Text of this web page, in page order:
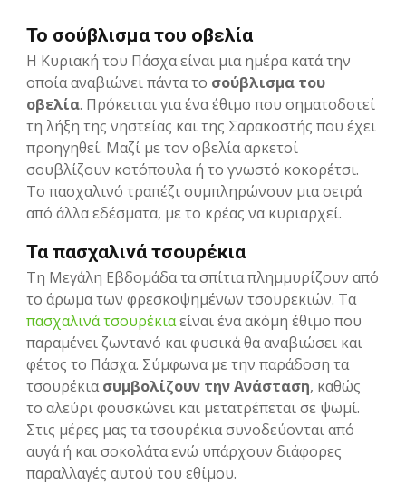
Το σούβλισμα του οβελία
Η Κυριακή του Πάσχα είναι μια ημέρα κατά την
οποία αναβιώνει πάντα το σούβλισμα του
οβελία. Πρόκειται για ένα έθιμο που σηματοδοτεί
τη λήξη της νηστείας και της Σαρακοστής που έχει
προηγηθεί. Μαζί με τον οβελία αρκετοί
σουβλίζουν κοτόπουλα ή το γνωστό κοκορέτσι.
Το πασχαλινό τραπέζι συμπληρώνουν μια σειρά
από άλλα εδέσματα, με το κρέας να κυριαρχεί.
Τα πασχαλινά τσουρέκια
Τη Μεγάλη Εβδομάδα τα σπίτια πλημμυρίζουν από
το άρωμα των φρεσκοψημένων τσουρεκιών. Τα
πασχαλινά τσουρέκιαείναι ένα ακόμη έθιμο που
παραμένει ζωντανό και φυσικά θα αναβιώσει και
φέτος το Πάσχα. Σύμφωνα με την παράδοση τα
τσουρέκιασυμβολίζουν την Ανάσταση, καθώς
το αλεύρι φουσκώνει και μετατρέπεται σε ψωμί.
Στις μέρες μας τα τσουρέκια συνοδεύονται από
αυγά ή και σοκολάτα ενώ υπάρχουν διάφορες
παραλλαγές αυτού του εθίμου.